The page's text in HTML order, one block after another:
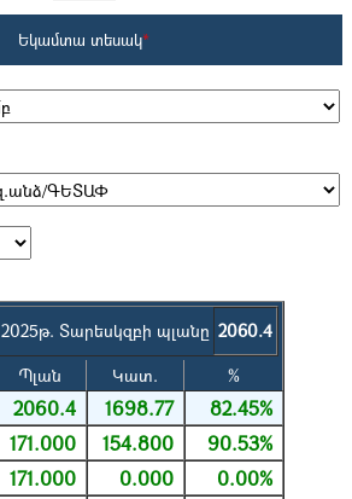
Եկամտա տեսակ*
2025թ. Տարեսկզբի պլանը 2060.4
Պլան
Կատ.
%
2060.4 1698.77 82.45%
171.000 154.800 90.53%
171.000 0.000 0.00%